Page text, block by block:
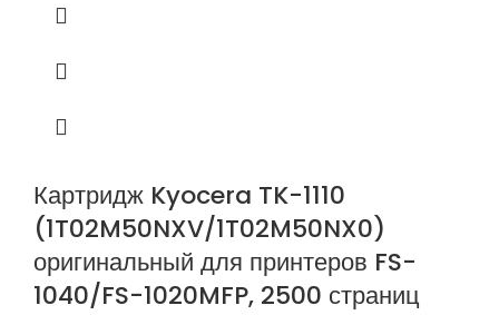
Картридж Kyocera TK-1110
(1T02M50NXV/1T02M50NX0)
оригинальный для принтеров FS-
1040/FS-1020MFP, 2500 страниц